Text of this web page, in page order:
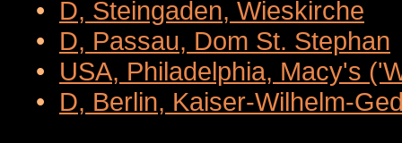
• D, Steingaden, Wieskirche
• D, Passau, Dom St. Stephan
• USA, Philadelphia, Macy's
• D, Berlin, Kaiser-Wilhelm-